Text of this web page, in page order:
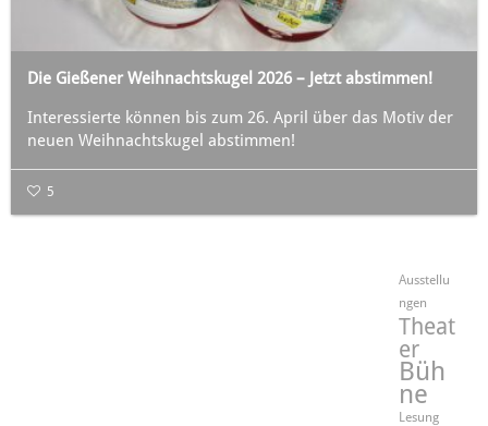
Die Gießener Weihnachtskugel 2026 – Jetzt abstimmen!
Interessierte können bis zum 26. April über das Motiv der
neuen Weihnachtskugel abstimmen!
5
Ausstellu
ngen
Theat
er
Büh
ne
Lesung